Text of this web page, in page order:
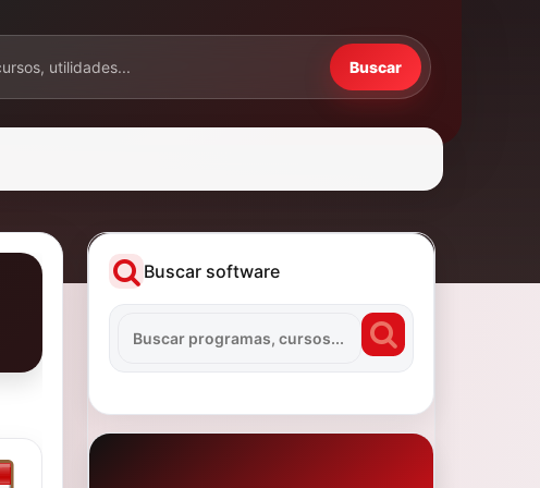
Buscar
Buscar software